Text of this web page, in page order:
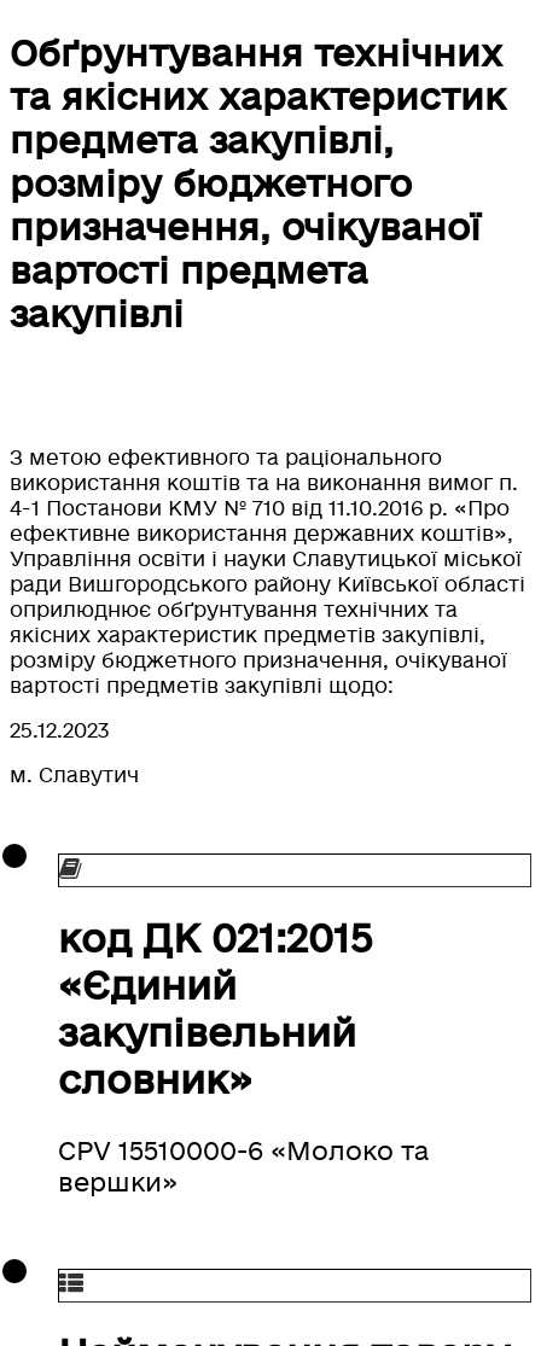
Обґрунтування технічних
та якісних характеристик
предмета закупівлі,
розміру бюджетного
призначення, очікуваної
вартості предмета
закупівлі
З метою ефективного та раціонального
використання коштів та на виконання вимог п.
4-1 Постанови КМУ № 710 від 11.10.2016 р. «Про
ефективне використання державних коштів»,
Управління освіти і науки Славутицької міської
ради Вишгородського району Київської області
оприлюднює обґрунтування технічних та
якісних характеристик предметів закупівлі,
розміру бюджетного призначення, очікуваної
вартості предметів закупівлі щодо:
25.12.2023
м. Славутич
код ДК 021:2015
«Єдиний
закупівельний
словник»
CPV 15510000-6 «Молоко та
вершки»